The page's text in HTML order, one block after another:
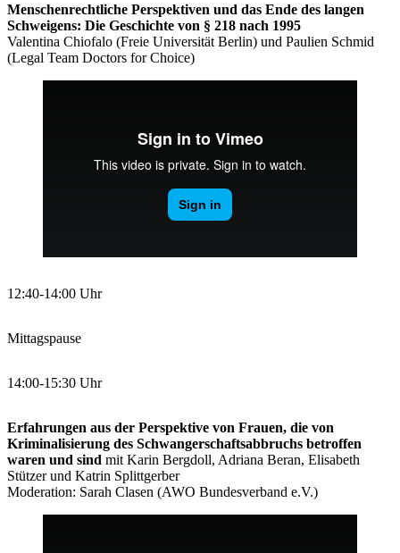
Menschenrechtliche Perspektiven und das Ende des langen
Schweigens: Die Geschichte von § 218 nach 1995
Valentina Chiofalo (Freie Universität Berlin) und Paulien Schmid
(Legal Team Doctors for Choice)
12:40-14:00 Uhr
Mittagspause
14:00-15:30 Uhr
Erfahrungen aus der Perspektive von Frauen, die von
Kriminalisierung des Schwangerschaftsabbruchs betroffen
waren und sind mit Karin Bergdoll, Adriana Beran, Elisabeth
Stützer und Katrin Splittgerber
Moderation: Sarah Clasen (AWO Bundesverband e.V.)